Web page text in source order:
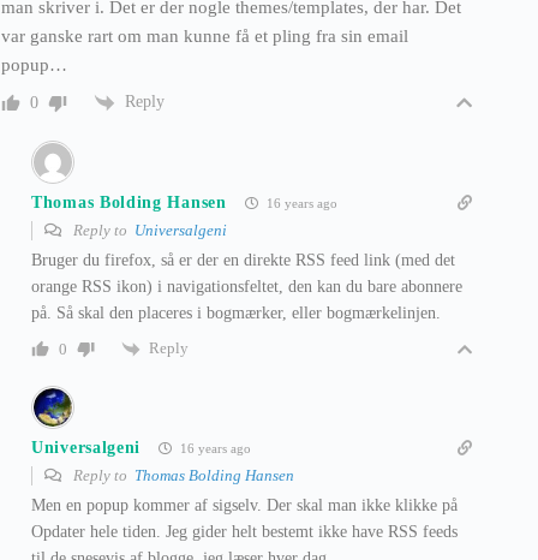
man skriver i. Det er der nogle themes/templates, der har. Det
var ganske rart om man kunne få et pling fra sin email
popup…
0 Reply
Thomas Bolding Hansen 16 years ago
Reply to Universalgeni
Bruger du firefox, så er der en direkte RSS feed link (med det
orange RSS ikon) i navigationsfeltet, den kan du bare abonnere
på. Så skal den placeres i bogmærker, eller bogmærkelinjen.
0
Reply
Universalgeni 16 years ago
Reply to Thomas Bolding Hansen
Men en popup kommer af sigselv. Der skal man ikke klikke på
Opdater hele tiden. Jeg gider helt bestemt ikke have RSS feeds